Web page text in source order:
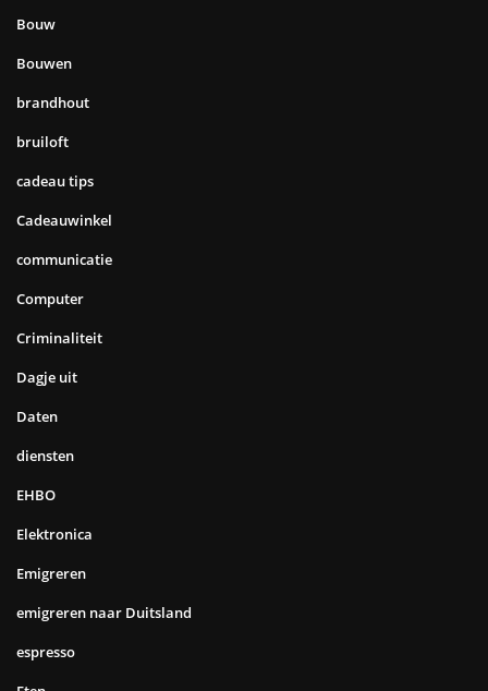
Bouw
Bouwen
brandhout
bruiloft
cadeau tips
Cadeauwinkel
communicatie
Computer
Criminaliteit
Dagje uit
Daten
diensten
EHBO
Elektronica
Emigreren
emigreren naar Duitsland
espresso